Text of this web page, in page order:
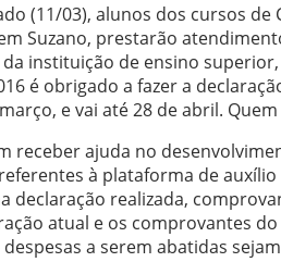
(11/03), alunos dos cursos de
Suzano, prestarão
instituição de ensino
é obrigado a fazer a
e vai até 28 de abril.
receber ajuda no
à plataforma de
declaração realizada,
atual e os comprovantes
a serem abatidas